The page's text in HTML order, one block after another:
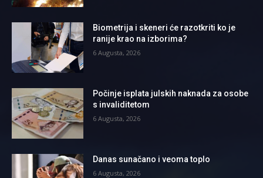
Biometrija i skeneri će razotkriti ko je
ranije krao na izborima?
6 Augusta, 2026
Počinje isplata julskih naknada za osobe
s invaliditetom
6 Augusta, 2026
Danas sunačano i veoma toplo
6 Augusta, 2026